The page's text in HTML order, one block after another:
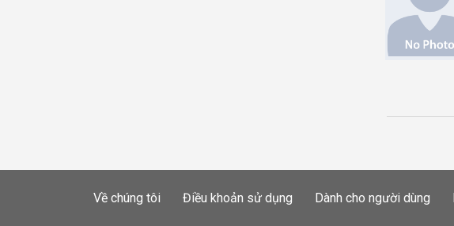
Về chúng tôi Điều khoản sử dụng Dành cho người dùng